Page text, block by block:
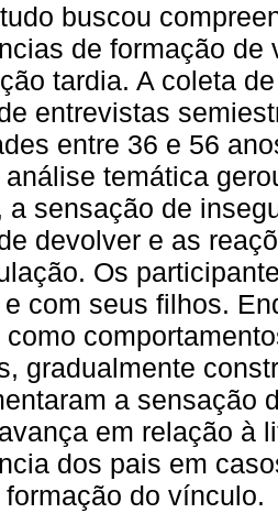
buscou
de formação
tardia. A coleta
entrevistas
entre 36 e 56
análise temática
a sensação de
devolver e as
Os
com seus filhos.
gradualmente
a sensação
em relação à
dos pais em
formação do vínculo.